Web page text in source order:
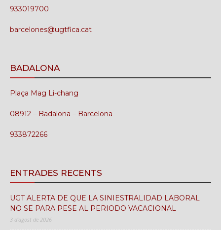
933019700
barcelones@ugtfica.cat
BADALONA
Plaça Mag Li-chang
08912 – Badalona – Barcelona
933872266
ENTRADES RECENTS
UGT ALERTA DE QUE LA SINIESTRALIDAD LABORAL
NO SE PARA PESE AL PERIODO VACACIONAL
3 d'agost de 2026